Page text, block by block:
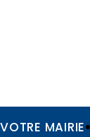
VOTRE MAIRIE